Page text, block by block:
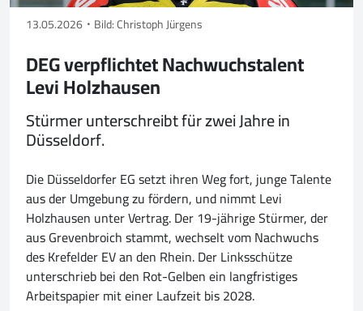
13.05.2026 Bild: Christoph Jürgens
DEG verpflichtet Nachwuchstalent
Levi Holzhausen
Stürmer unterschreibt für zwei Jahre in
Düsseldorf.
Die Düsseldorfer EG setzt ihren Weg fort, junge Talente
aus der Umgebung zu fördern, und nimmt Levi
Holzhausen unter Vertrag. Der 19-jährige Stürmer, der
aus Grevenbroich stammt, wechselt vom Nachwuchs
des Krefelder EV an den Rhein. Der Linksschütze
unterschrieb bei den Rot-Gelben ein langfristiges
Arbeitspapier mit einer Laufzeit bis 2028.